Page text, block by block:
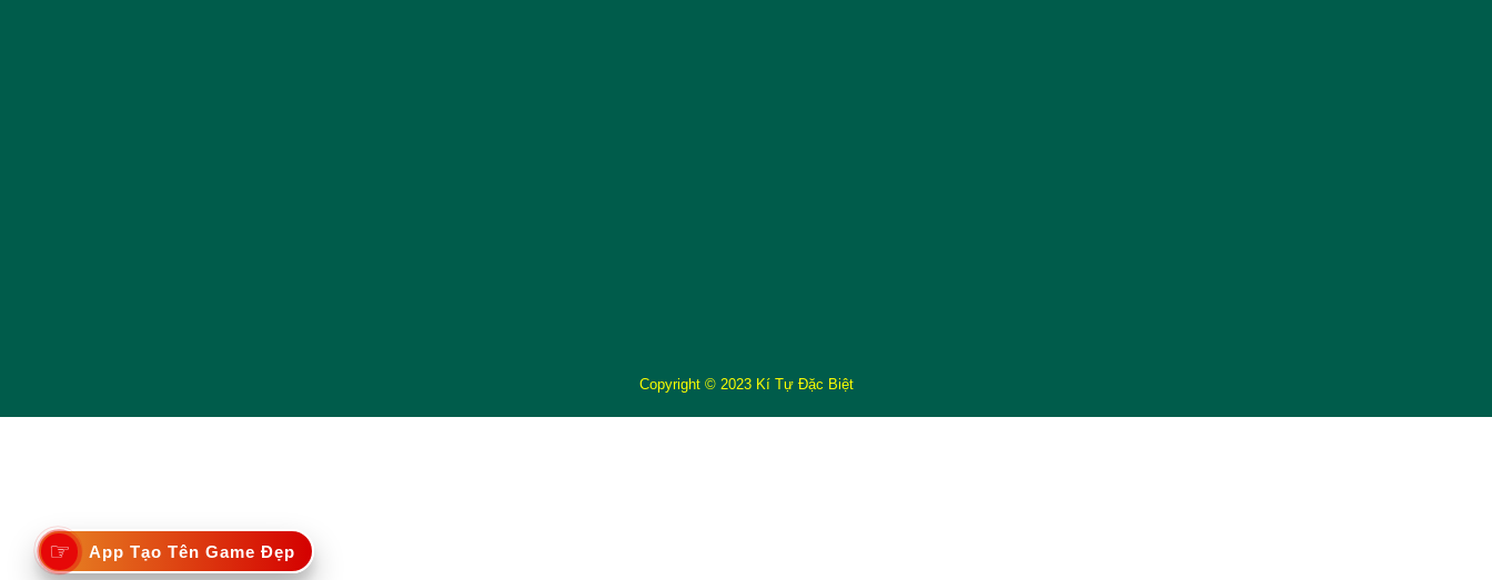
Copyright © 2023 Kí Tự Đặc Biệt
☞ App Tạo Tên Game Đẹp